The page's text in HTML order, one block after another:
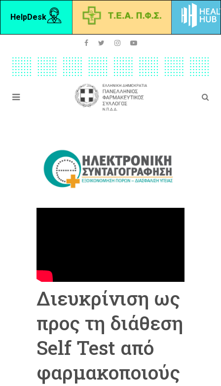
HelpDesk
Διευκρίνιση ως
προς τη διάθεση
Self Test από
φαρμακοποιούς